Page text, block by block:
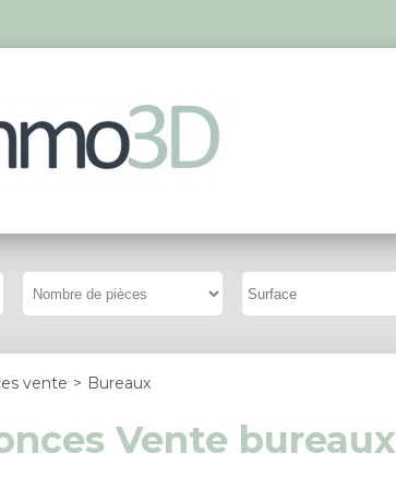
vente > Bureaux
Vente bureaux